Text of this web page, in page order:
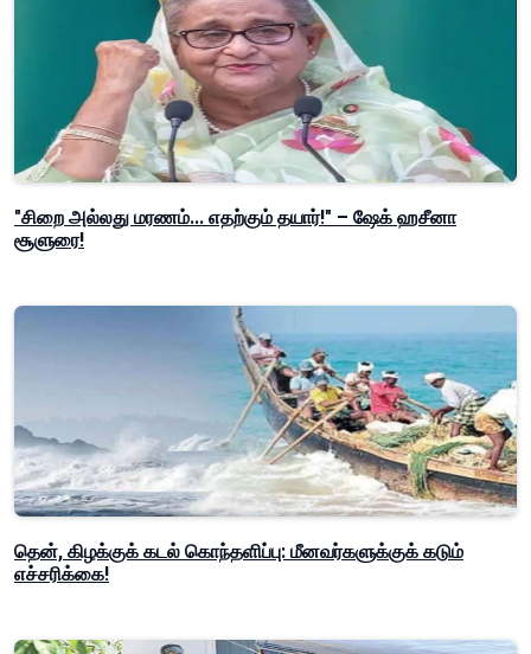
"சிறை அல்லது மரணம்... எதற்கும் தயார்!" – ஷேக் ஹசீனா
சூளுரை!
தென், கிழக்குக் கடல் கொந்தளிப்பு: மீனவர்களுக்குக் கடும்
எச்சரிக்கை!